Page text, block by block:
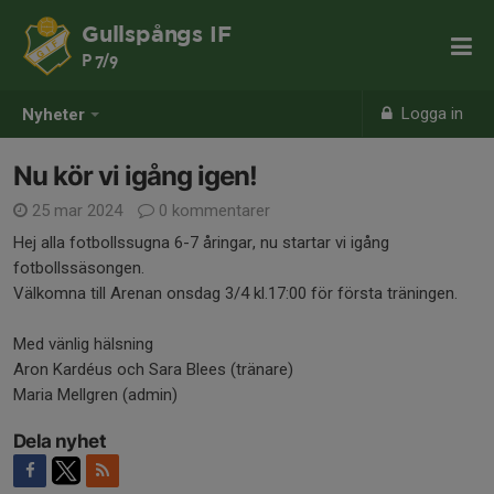
Nyheter Logga in
Gullspångs IF
P 7/9
Nu kör vi igång igen!
25 mar 2024
0 kommentarer
Hej alla fotbollssugna 6-7 åringar, nu startar vi igång
fotbollssäsongen.
Välkomna till Arenan onsdag 3/4 kl.17:00 för första träningen.
Med vänlig hälsning
Aron Kardéus och Sara Blees (tränare)
Maria Mellgren (admin)
Dela nyhet